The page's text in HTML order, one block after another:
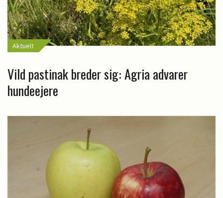
Aktuelt
Vild pastinak breder sig: Agria advarer
hundeejere